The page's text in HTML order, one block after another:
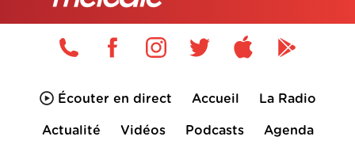
Écouter en direct Accueil La Radio
Actualité Vidéos Podcasts Agenda